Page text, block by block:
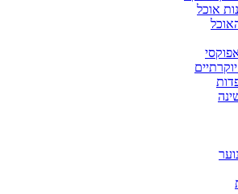
אוכל